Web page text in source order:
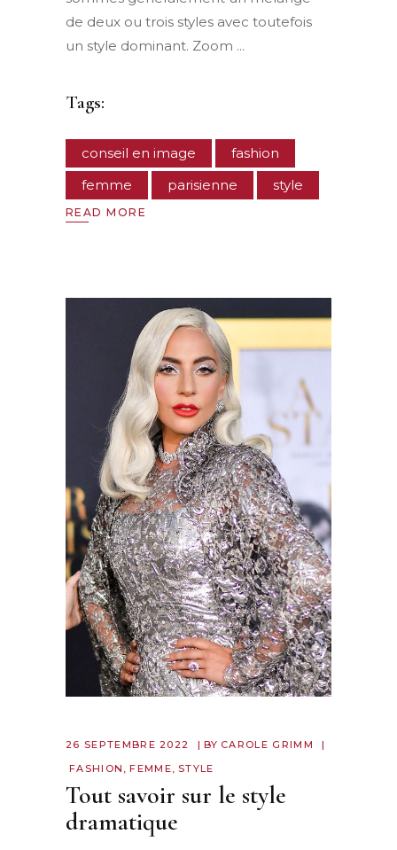
de deux ou trois styles avec toutefois
un style dominant. Zoom
Tags:
conseil en image
fashion
femme
parisienne style
READ MORE
26 SEPTEMBRE 2022 BY CAROLE GRIMM
FASHION ,FEMME, STYLE
Tout savoir sur le style
dramatique